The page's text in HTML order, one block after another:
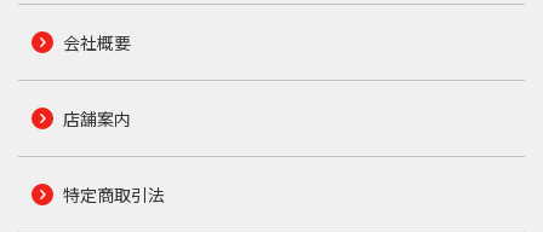
会社概要
店舗案内
特定商取引法